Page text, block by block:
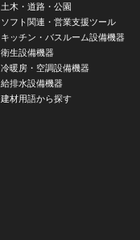
土木・道路・公園
ソフト関連・営業支援ツール
キッチン・バスルーム設備機器
衛生設備機器
冷暖房・空調設備機器
給排水設備機器
建材用語から探す